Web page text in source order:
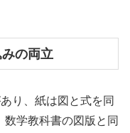
の両立
り、紙は図と式を同
学教科書の図版と同